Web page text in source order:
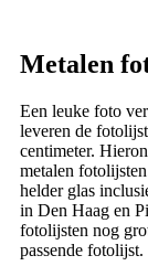
Metalen
Een leuke foto
leveren de
centimeter.
metalen
helder glas
in Den Haag en
fotolijsten nog
passende fotolijst.